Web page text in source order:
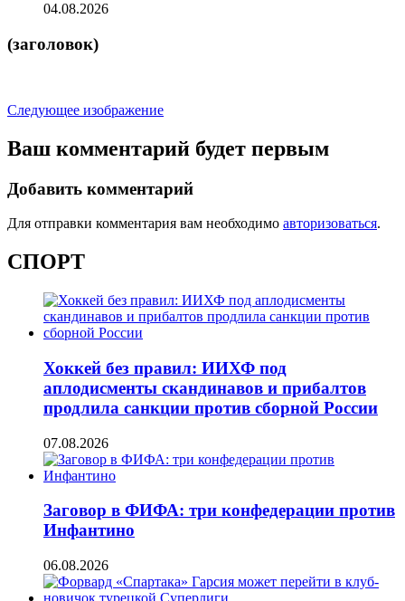
04.08.2026
(заголовок)
Следующее изображение
Ваш комментарий будет первым
Добавить комментарий
Для отправки комментария вам необходимо авторизоваться.
СПОРТ
Хоккей без правил: ИИХФ под
аплодисменты скандинавов и прибалтов
продлила санкции против сборной России
07.08.2026
Заговор в ФИФА: три конфедерации против
Инфантино
06.08.2026